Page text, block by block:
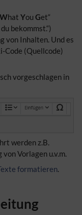
What You Get“
bekommst.“)
von Inhalten. Und es
Code (Quellcode)
vorgeschlagen in
werden z.B.
Vorlagen u.v.m.
formatieren.